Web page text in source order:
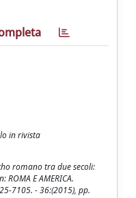
in rivista
romano tra due secoli:
E AMERICA.
7105. - 36:(2015), pp.